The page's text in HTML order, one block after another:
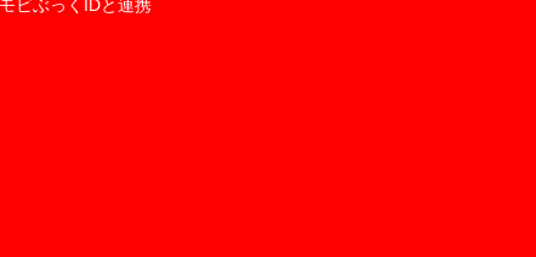
モビぶっくIDと連携